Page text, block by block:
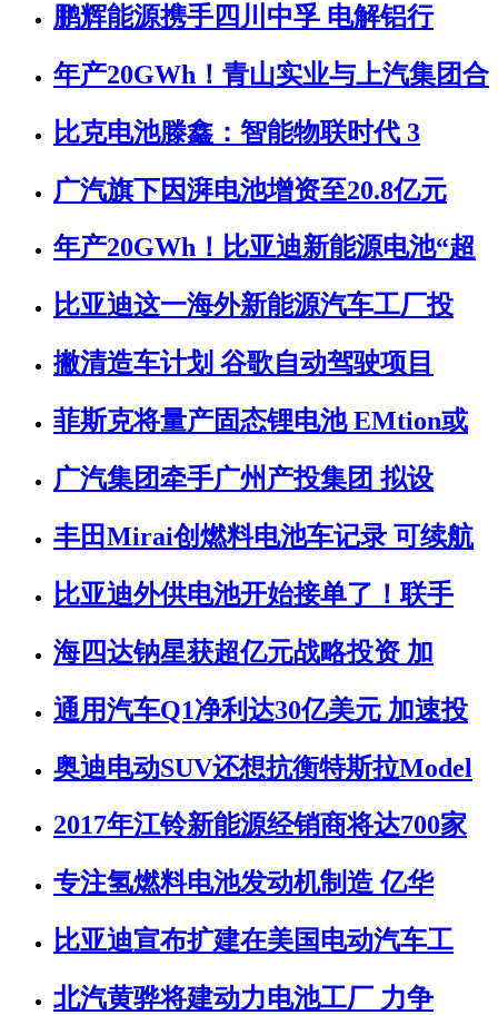
鹏辉能源携手四川中孚 电解铝行
年产20GWh！青山实业与上汽集团合
比克电池滕鑫：智能物联时代 3
广汽旗下因湃电池增资至20.8亿元
年产20GWh！比亚迪新能源电池“超
比亚迪这一海外新能源汽车工厂投
撇清造车计划 谷歌自动驾驶项目
菲斯克将量产固态锂电池 EMtion或
广汽集团牵手广州产投集团 拟设
丰田Mirai创燃料电池车记录 可续航
比亚迪外供电池开始接单了！联手
海四达钠星获超亿元战略投资 加
通用汽车Q1净利达30亿美元 加速投
奥迪电动SUV还想抗衡特斯拉Model
2017年江铃新能源经销商将达700家
专注氢燃料电池发动机制造 亿华
比亚迪宣布扩建在美国电动汽车工
北汽黄骅将建动力电池工厂 力争